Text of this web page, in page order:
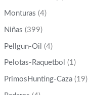
Monturas (4)
Niñas (399)
Pellgun-Oil (4)
Pelotas-Raquetbol (1)
PrimosHunting-Caza (19)